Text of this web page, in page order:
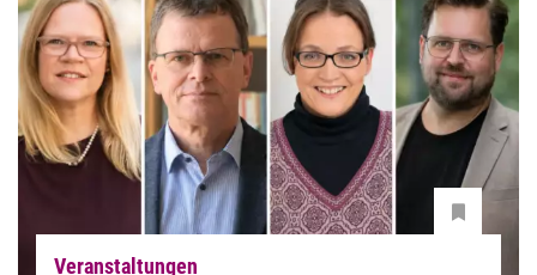
Veranstaltungen